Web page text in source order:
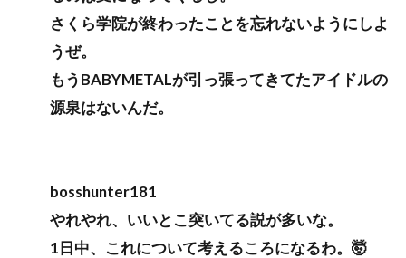
さくら学院が終わったことを忘れないようにしよ
うぜ。
もうBABYMETALが引っ張ってきてたアイドルの
源泉はないんだ。
bosshunter181
やれやれ、いいとこ突いてる説が多いな。
1日中、これについて考えるころになるわ。🤯